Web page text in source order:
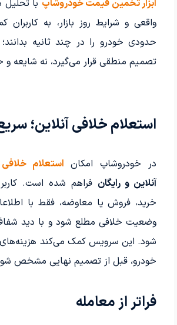
ابزار تخمین قیمت خودروشاپ با تحلیل
واقعی و شرایط روز بازار، به
حدودی خودرو را در چند ثانیه
تصمیم منطقی قرار می‌گیرد، نه شایعه
استعلام خلافی آنلاین؛
در خودروشاپ امکان استعلام
آنلاین و رایگان فراهم شده است.
خرید، فروش یا معاوضه، فقط با
وضعیت خلافی مطلع شود و با دید
شود. این سرویس کمک می‌کند هزینه‌های
خودرو، قبل از تصمیم نهایی مشخص
فراتر از معامله